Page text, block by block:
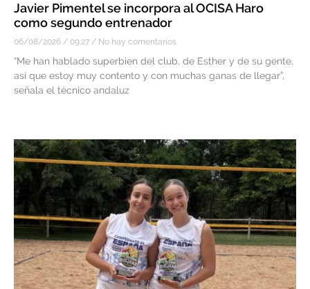
Javier Pimentel se incorpora al OCISA Haro
como segundo entrenador
06/08/2026 09:27 No hay comentarios
“Me han hablado superbien del club, de Esther y de su gente,
así que estoy muy contento y con muchas ganas de llegar”,
señala el técnico andaluz